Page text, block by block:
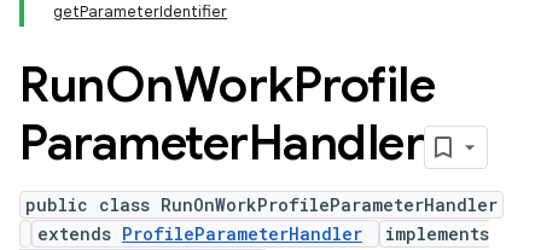
getParameterIdentifier
RunOnWorkProfile
ParameterHandler
public class RunOnWorkProfileParameterHandler
extends ProfileParameterHandler
implements